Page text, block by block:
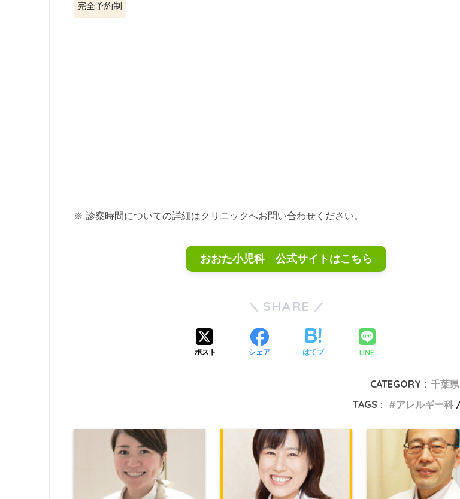
完全予約制
※ 診察時間についての詳細はクリニックへお問い合わせください。
おおた小児科 公式サイトはこちら
SHARE
ポスト シェア はてブ LINE
CATEGORY : 千葉県
TAGS :
アレルギー科